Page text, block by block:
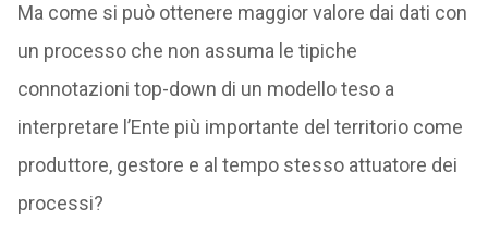
Ma come si può ottenere maggior valore dai dati con
un processo che non assuma le tipiche
connotazioni top-down di un modello teso a
interpretare l’Ente più importante del territorio come
produttore, gestore e al tempo stesso attuatore dei
processi?